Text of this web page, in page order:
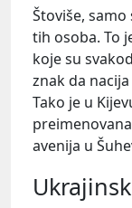
Štoviše,
tih osoba. To
koje su
znak da
Tako je u
avenija u